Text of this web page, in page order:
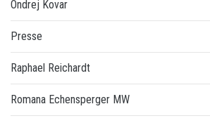
Ondrej Kovar
Presse
Raphael Reichardt
Romana Echensperger MW